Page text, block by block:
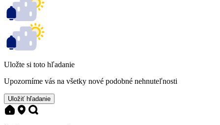
Uložte si toto hľadanie
Upozorníme vás na všetky nové podobné nehnuteľnosti
Uložiť hľadanie